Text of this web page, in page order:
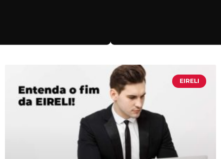
EIRELI